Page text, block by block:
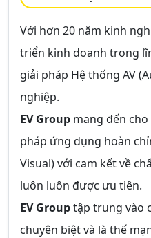
Với hơn 20 năm kinh
triển kinh doanh trong
giải pháp Hệ thống AV
nghiệp.
EV Group mang đến
pháp ứng dụng hoàn
Visual) với cam kết về
luôn luôn được ưu tiên.
EV Grouptập trung vào
chuyên biệt và là thế